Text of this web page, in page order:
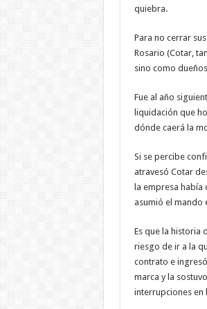
quiebra.
Para no cerrar
Rosario (Cotar,
sino como
Fue al año
liquidación que
dónde caerá la
Si se percibe
atravesó Cotar
la empresa
asumió el mando
Es que la historia
riesgo de ir a la
contrato e
marca y la
interrupciones en